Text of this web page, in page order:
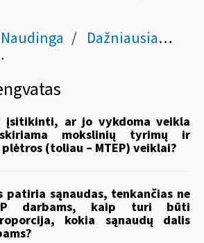
Naudinga Dažniausiai užduodami klausimai
įsitikinti, ar jo vykdoma veikla
mokslinių tyrimų ir
(toliau – MTEP) veiklai?
patiria sąnaudas, tenkančias ne
darbams, kaip turi būti
kokia sąnaudų dalis